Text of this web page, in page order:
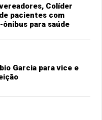
Colíder
pacientes com
para saúde
Garcia para vice e